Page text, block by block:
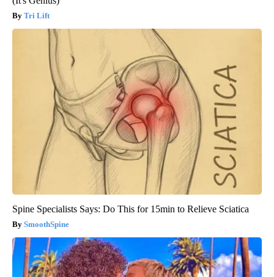
Tri Lift
Spine Specialists Says: Do This for 15min to Relieve Sciatica
SmoothSpine